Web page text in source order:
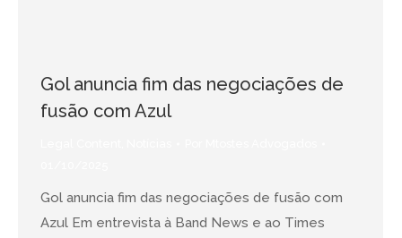
Gol anuncia fim das negociações de
fusão com Azul
Gol anuncia fim das negociações de fusão com
Azul Em entrevista à Band News e ao Times